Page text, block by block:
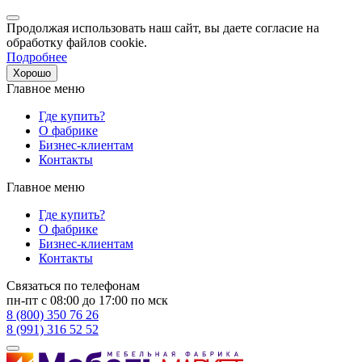
Продолжая использовать наш сайт, вы даете согласие на
обработку файлов cookie.
Подробнее
Хорошо
Главное меню
Где купить?
О фабрике
Бизнес-клиентам
Контакты
Главное меню
Где купить?
О фабрике
Бизнес-клиентам
Контакты
Связаться по телефонам
пн-пт с 08:00 до 17:00 по мск
8 (800) 350 76 26
8 (991) 316 52 52